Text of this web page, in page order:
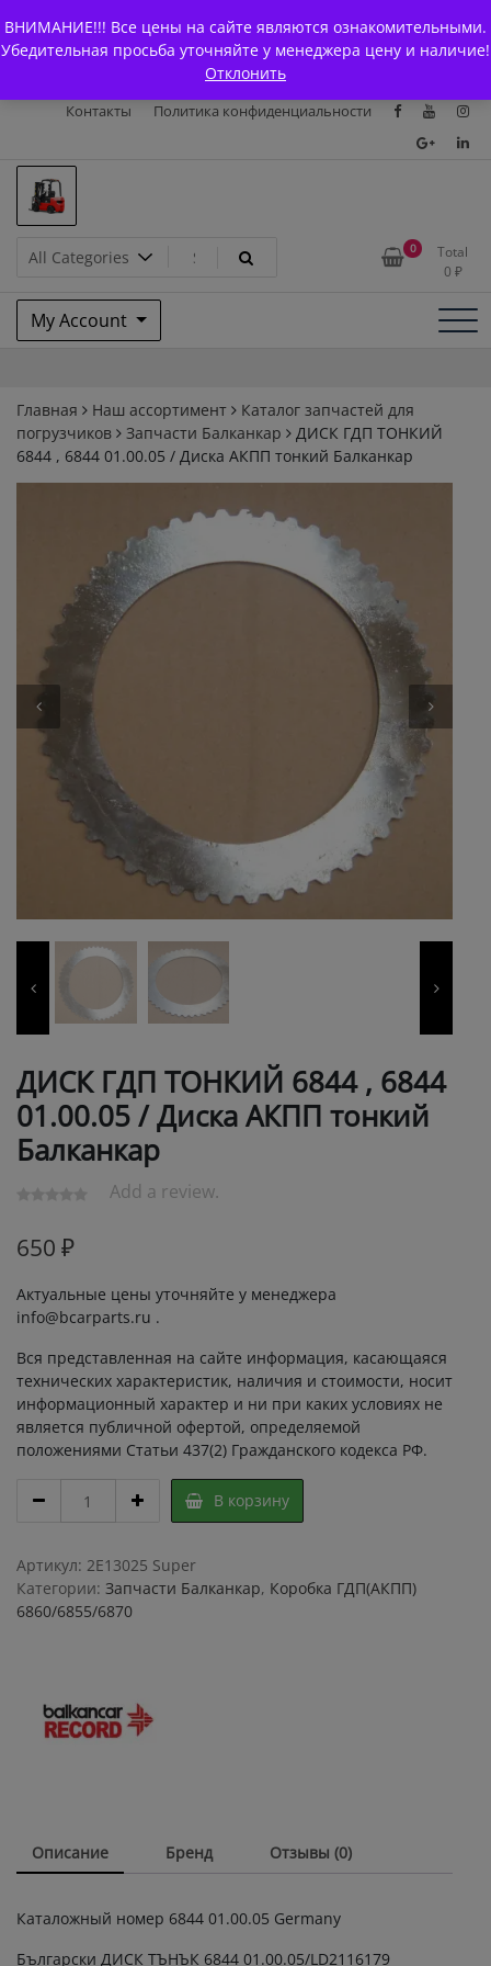
ВНИМАНИЕ!!! Все цены на сайте являются ознакомительными.
Убедительная просьба уточняйте у менеджера цену и наличие!
Отклонить
to
content
Главная
Магазин О Компании
Каталоги
Доставка и оплата
Контакты
Политика конфиденциальности
Запчасти для вилочых
погрузчиков и
электротележек Balkancar
0
Total
0 ₽
My Account
Главная Наш ассортимент
Каталог запчастей для
погрузчиков
Запчасти Балканкар
ДИСК ГДП ТОНКИЙ
6844 , 6844 01.00.05 / Диска АКПП тонкий Балканкар
ДИСК ГДП ТОНКИЙ 6844 , 6844
01.00.05 / Диска АКПП тонкий
Балканкар
Add a review.
650 ₽
Актуальные цены уточняйте у менеджера
info@bcarparts.ru .
Вся представленная на сайте информация, касающаяся
технических характеристик, наличия и стоимости, носит
информационный характер и ни при каких условиях не
является публичной офертой, определяемой
положениями Статьи 437(2) Гражданского кодекса РФ.
ГДП
6844
,
6844
тонкий
Балканкар
В корзину
Артикул: 2E13025 Super
Категории: Запчасти Балканкар, Коробка ГДП(АКПП)
6860/6855/6870
Описание Бренд Отзывы (0)
Каталожный номер 6844 01.00.05 Germany
Български ДИСК ТЪНЪК 6844 01.00.05/LD2116179